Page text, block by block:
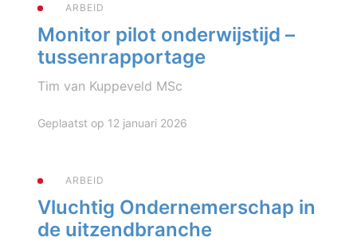
ARBEID
Monitor pilot onderwijstijd –
tussenrapportage
Tim van Kuppeveld MSc
Geplaatst op 12 januari 2026
ARBEID
Vluchtig Ondernemerschap in
de uitzendbranche